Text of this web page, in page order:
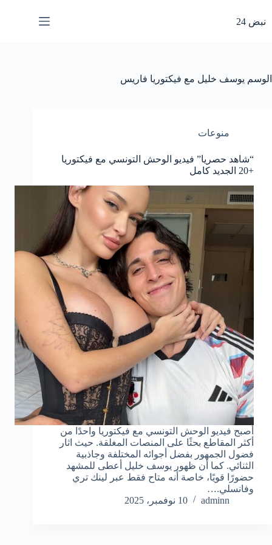
المحتوى
نبض 24
الوسم يوسف خليل مع فيكتوريا فاريس
منوعات
“شاهد حصريا” فيديو الوحش التونسي مع فيكتوريا
+20 الجديد كامل
أصبح فيديو الوحش التونسي مع فيكتوريا واحدًا من
أكثر المقاطع بحثًا على المنصات المغلقة. حيث اثار
فضول الجمهور بفضل أجوائه المختلفة وجاذبية
الثنائي. كما أن ظهور يوسف خليل أعطى للمشهد
حضورًا قويًا، خاصة أنه متاح فقط عبر لينك تري
وفانسلي.…
adminn
10 نوفمبر، 2025